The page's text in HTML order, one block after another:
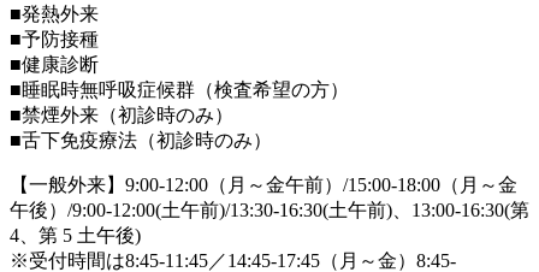
■発熱外来
■予防接種
■健康診断
■睡眠時無呼吸症候群（検査希望の方）
■禁煙外来（初診時のみ）
■舌下免疫療法（初診時のみ）
【一般外来】9:00-12:00（月～金午前）/15:00-18:00（月～金
午後）/9:00-12:00(土午前)/13:30-16:30(土午前)、13:00-16:30(第
4、第 5 土午後)
※受付時間は8:45-11:45／14:45-17:45（月～金）8:45-